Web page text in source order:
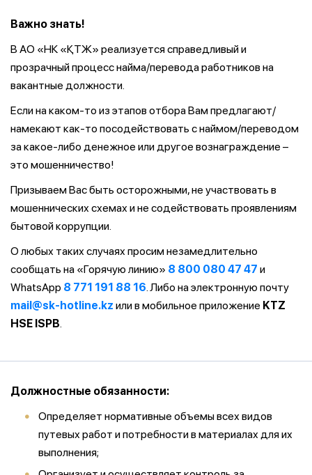
Важно знать!
В АО «НК «ҚТЖ» реализуется справедливый и
прозрачный процесс найма/перевода работников на
вакантные должности.
Если на каком-то из этапов отбора Вам предлагают/
намекают как-то посодействовать с наймом/переводом
за какое-либо денежное или другое вознаграждение –
это мошенничество!
Призываем Вас быть осторожными, не участвовать в
мошеннических схемах и не содействовать проявлениям
бытовой коррупции.
О любых таких случаях просим незамедлительно
сообщать на «Горячую линию» 8 800 080 47 47 и
WhatsApp 8 771 191 88 16. Либо на электронную почту
mail@sk-hotline.kz или в мобильное приложение KTZ
HSE ISPB.
Должностные обязанности:
Определяет нормативные объемывсех видов
путевых работ и потребности в материалах для их
выполнения;